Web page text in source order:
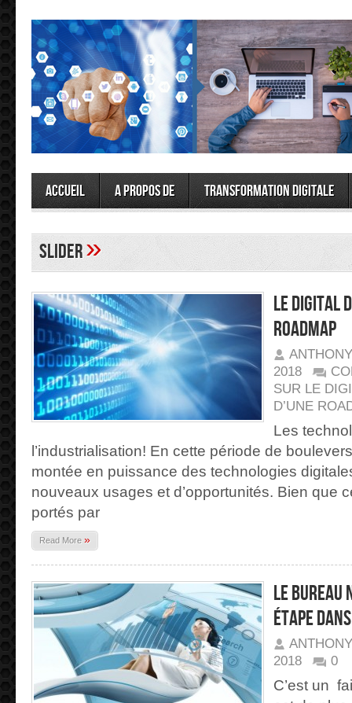
Accueil A propos de Transformation Digitale
slider»
Le digital
Roadmap
2018
SUR LE
D’UNE
Les
l’industrialisation! En cette période de
montée en puissance des technologies
nouveaux usages et d’opportunités. Bien que
portés par
Read More »
Le bureau
étape
2018
0
C’est un